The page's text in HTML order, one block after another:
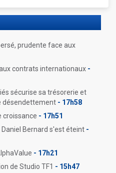
prudente face aux
contrats internationaux -
sécurise sa trésorerie et
désendettement - 17h58
croissance - 17h51
Daniel Bernard s'est éteint -
- 17h21
de Studio TF1 - 15h47